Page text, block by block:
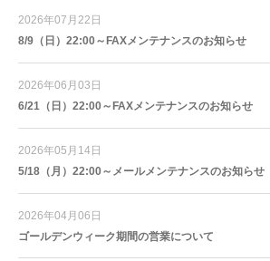
2026年07月22日
8/9（日）22:00～FAXメンテナンスのお知らせ
2026年06月03日
6/21（日）22:00～FAXメンテナンスのお知らせ
2026年05月14日
5/18（月）22:00～メールメンテナンスのお知らせ
2026年04月06日
ゴールデンウィーク期間の営業について